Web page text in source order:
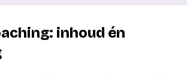
inhoud én